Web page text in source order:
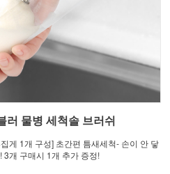
러 물병 세척솔 브러쉬
1개 구성] 초간편 틈새세척- 손이 안 닿
3개 구매시 1개 추가 증정!